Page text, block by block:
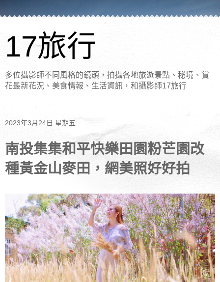
17旅行
多位攝影師不同風格的鏡頭，拍攝各地旅遊景點、秘境、賞
花最新花況、美食情報、生活資訊，和攝影師17旅行
2023年3月24日 星期五
南投集集和平快樂田園粉芒園改
種黃金山麥田，網美照好好拍